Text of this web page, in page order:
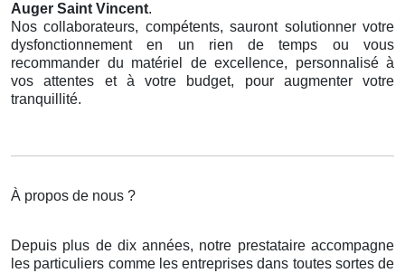
Auger Saint Vincent.
Nos collaborateurs, compétents, sauront solutionner votre
dysfonctionnement en un rien de temps ou vous
recommander du matériel de excellence, personnalisé à
vos attentes et à votre budget, pour augmenter votre
tranquillité.
À propos de nous ?
Depuis plus de dix années, notre prestataire accompagne
les particuliers comme les entreprises dans toutes sortes de